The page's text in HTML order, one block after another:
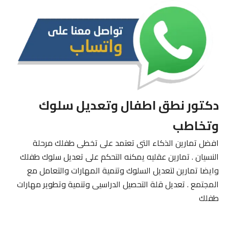
دكتور نطق اطفال وتعديل سلوك
وتخاطب
افضل تمارين الذكاء التى تعتمد على تخطى طفلك مرحلة
النسيان . تمارين عقليه يمكنه التحكم على تعديل سلوك طفلك
وايضا تمارين لتعديل السلوك وتنمية المهارات والتعامل مع
المجتمع . تعديل قلة التحصيل الدراسيى وتنمية وتطوير مهارات
طفلك